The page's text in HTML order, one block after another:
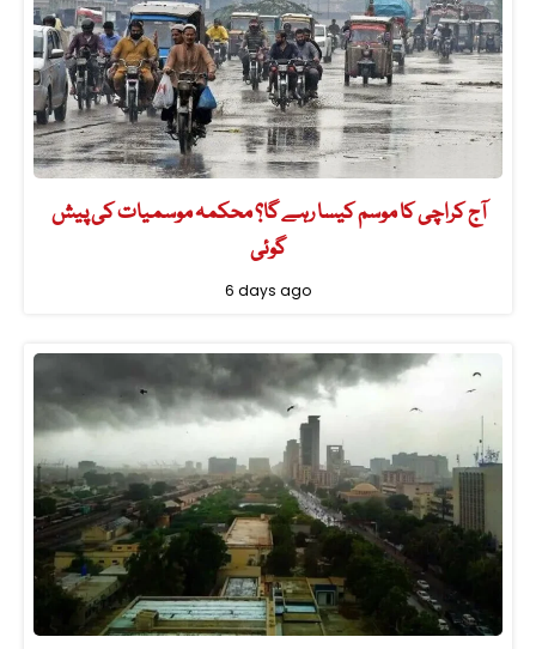
آج کراچی کا موسم کیسا رہے گا؟ محکمہ موسمیات کی پیش
گوئی
6 days ago